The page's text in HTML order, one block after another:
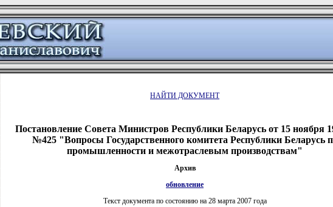
НАЙТИ ДОКУМЕНТ
Постановление Совета Министров Республики Беларусь от 15 ноября
№425 "Вопросы Государственного комитета Республики Беларусь
промышленности и межотраслевым производствам"
Архив
обновление
Текст документа по состоянию на 28 марта 2007 года